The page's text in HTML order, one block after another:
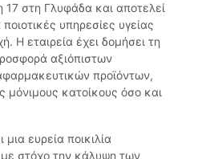
17 στη Γλυφάδα και αποτελεί
υπηρεσίες υγείας
Η εταιρεία έχει δομήσει τη
αξιόπιστων
προϊόντων,
μόνιμους κατοίκους όσο και
ευρεία ποικιλία
στόχο την κάλυψη των